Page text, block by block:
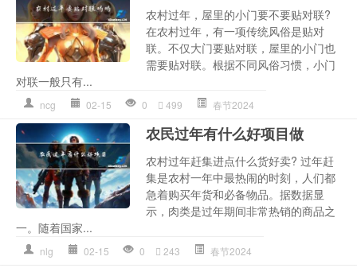
农村过年，屋里的小门要不要贴对联?
在农村过年，有一项传统风俗是贴对
联。不仅大门要贴对联，屋里的小门也
需要贴对联。根据不同风俗习惯，小门
对联一般只有...
ncg 02-15 0 499 春节2024
农民过年有什么好项目做
农村过年赶集进点什么货好卖? 过年赶
集是农村一年中最热闹的时刻，人们都
急着购买年货和必备物品。据数据显
示，肉类是过年期间非常热销的商品之
一。随着国家...
nlg 02-15 0 243 春节2024